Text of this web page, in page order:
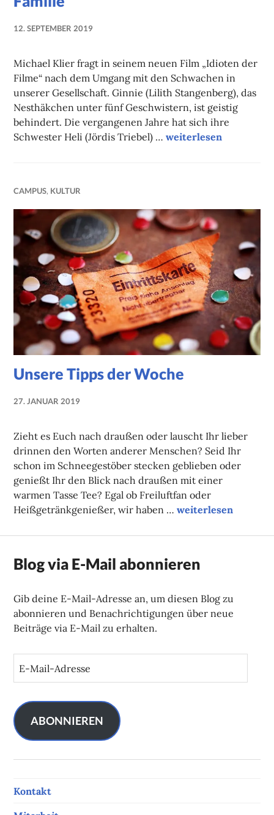
12. SEPTEMBER 2019
Michael Klier fragt in seinem neuen Film „Idioten der
Filme“ nach dem Umgang mit den Schwachen in
unserer Gesellschaft. Ginnie (Lilith Stangenberg), das
Nesthäkchen unter fünf Geschwistern, ist geistig
behindert. Die vergangenen Jahre hat sich ihre
Schwester Heli (Jördis Triebel) …Filmtipp des Monats
weiterlesen
CAMPUS, KULTUR
Unsere Tipps der Woche
27. JANUAR 2019
Zieht es Euch nach draußen oder lauscht Ihr lieber
drinnen den Worten anderer Menschen? Seid Ihr
schon im Schneegestöber stecken geblieben oder
genießt Ihr den Blick nach draußen mit einer
warmen Tasse Tee? Egal ob Freiluftfan oder
Heißgetränkgenießer, wir haben …Unsere Tipps der
weiterlesen
Blog via E-Mail abonnieren
Gib deine E-Mail-Adresse an, um diesen Blog zu
abonnieren und Benachrichtigungen über neue
Beiträge via E-Mail zu erhalten.
a
i
l
A
r
ABONNIEREN
Kontakt